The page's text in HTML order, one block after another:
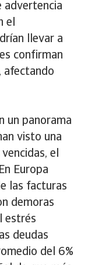
advertencia
el
llevar a
confirman
afectando
un panorama
visto una
el
Europa
las facturas
demoras
estrés
deudas
del 6%